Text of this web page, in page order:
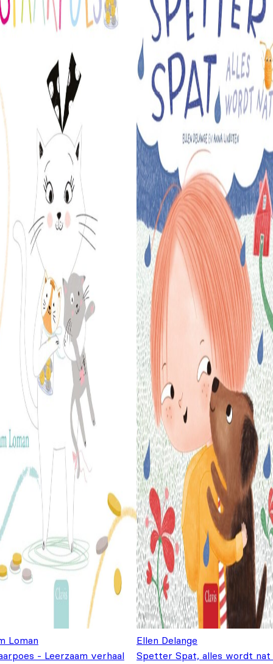
Loman
- Leerzaam verhaal
Ellen Delange
Spetter Spat, alles wordt